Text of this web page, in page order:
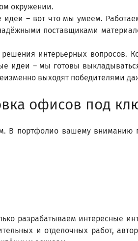
окружении.
идеи – вот что мы умеем.
поставщиками
интерьерных вопросов.
идеи – мы готовы
выходят победителями
офисов под
В портфолио вашему вниманию
разрабатываем интересные
и отделочных работ,